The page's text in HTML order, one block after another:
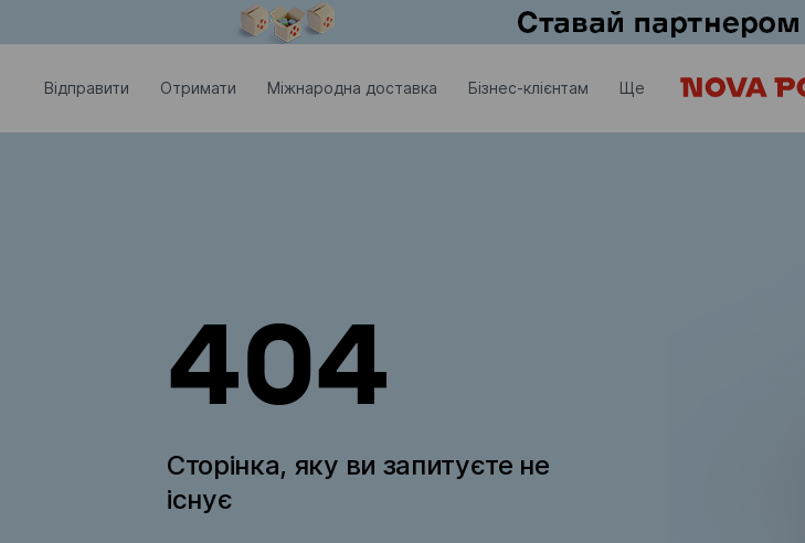
Відправити Отримати Міжнародна доставка Бізнес-клієнтам Ще
404
Сторінка, яку ви запитуєте не
існує